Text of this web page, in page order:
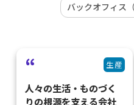
バックオフィス（
生産
人々の生活・ものづく
りの根源を支える会社